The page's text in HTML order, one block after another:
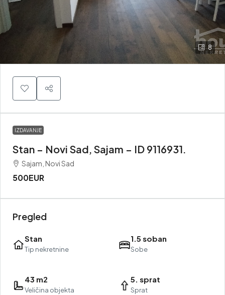
8
IZDAVANJE
Stan – Novi Sad, Sajam – ID 9116931.
Sajam, Novi Sad
500EUR
Pregled
Stan
Tip nekretnine
1.5 soban
Sobe
43 m2
Veličina objekta
5. sprat
Sprat